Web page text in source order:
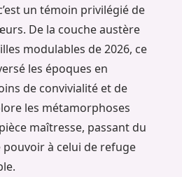
un témoin privilégié de
De la couche austère
modulables de 2026, ce
les époques en
de convivialité et de
les métamorphoses
maîtresse, passant du
à celui de refuge